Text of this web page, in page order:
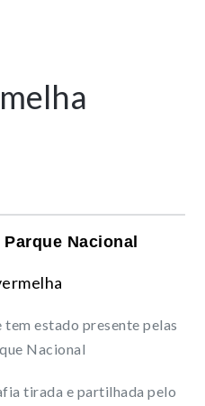
Nacional
tem estado presente pelas
Nacional
tirada e partilhada pelo